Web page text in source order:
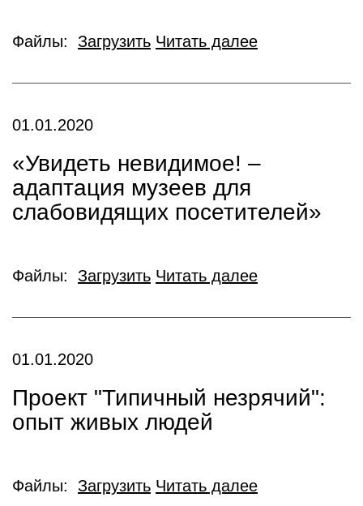
Файлы: Загрузить Читать далее
01.01.2020
«Увидеть невидимое! –
адаптация музеев для
слабовидящих посетителей»
Файлы: Загрузить Читать далее
01.01.2020
Проект "Типичный незрячий":
опыт живых людей
Файлы: Загрузить Читать далее